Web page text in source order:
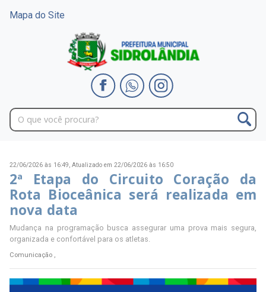
Mapa do Site
22/06/2026 às 16:49, Atualizado em 22/06/2026 às 16:50
2ª Etapa do Circuito Coração da
Rota Bioceânica será realizada em
nova data
Mudança na programação busca assegurar uma prova mais segura,
organizada e confortável para os atletas.
Comunicação ,